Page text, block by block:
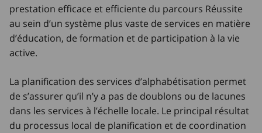
prestation efficace et efficiente du parcours Réussite
au sein d’un système plus vaste de services en matière
d’éducation, de formation et de participation à la vie
active.
La planification des services d’alphabétisation permet
de s’assurer qu’il n’y a pas de doublons ou de lacunes
dans les services à l’échelle locale. Le principal résultat
du processus local de planification et de coordination